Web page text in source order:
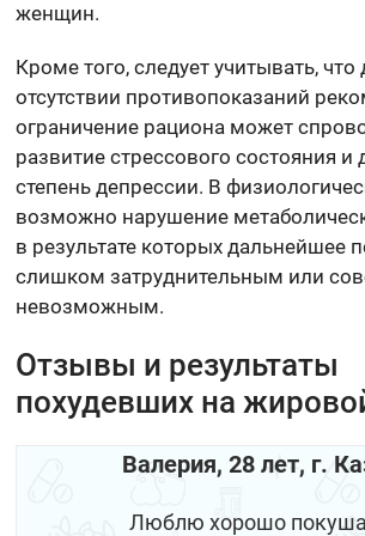
женщин.
Кроме того, следует учитывать,
отсутствии противопоказаний
ограничение рациона может
развитие стрессового состояния
степень депрессии. В
возможно нарушение
в результате которых дальнейшее
слишком затруднительным или
невозможным.
Отзывы и результаты
похудевших на
Валерия, 28 лет, г.
Люблю хорошо